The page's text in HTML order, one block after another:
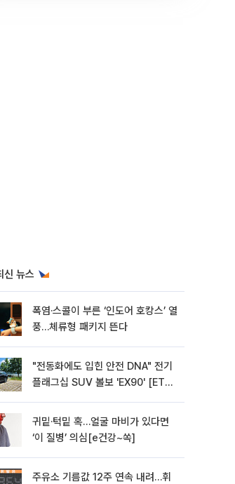
신 뉴스
폭염·스콜이 부른 ‘인도어 호캉스’ 열
풍…체류형 패키지 뜬다
"전동화에도 입힌 안전 DNA" 전기
플래그십 SUV 볼보 'EX90' [ET의
귀밑·턱밑 혹…얼굴 마비가 있다면
‘이 질병’ 의심[e건강~쏙]
주유소 기름값 12주 연속 내려…휘